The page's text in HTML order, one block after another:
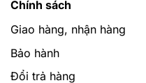
Chính sách
Giao hàng, nhận hàng
Bảo hành
Đổi trả hàng